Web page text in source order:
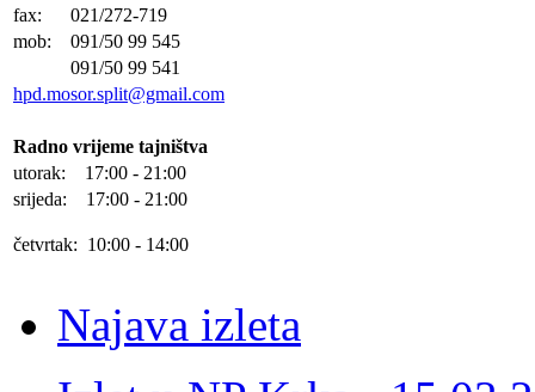
fax:
021/272-719
mob:
091/50 99 545
091/50 99 541
hpd.mosor.split@gmail.com
Radno vrijeme tajništva
utorak: 17:00 - 21:00
srijeda: 17:00 - 21:00
četvrtak: 10:00 - 14:00
Najava izleta